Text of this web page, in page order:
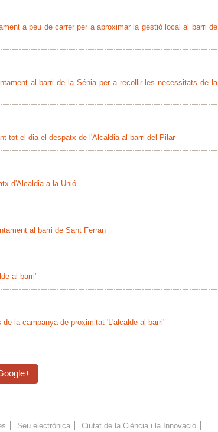
a peu de carrer per a aproximar la gestió local al barri de
al barri de la Sénia per a recollir les necessitats de la
tot el dia el despatx de l'Alcaldia al barri del Pilar
d'Alcaldia a la Unió
al barri de Sant Ferran
al barri"
la campanya de proximitat 'L'alcalde al barri'
Seu electrònica Ciutat de la Ciència i la Innovació